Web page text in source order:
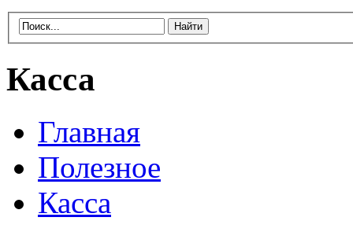
Касса
Главная
Полезное
Касса